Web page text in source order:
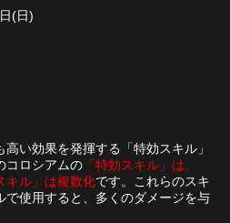
(日)
い効果を発揮する「特効スキル」
コロシアムの 「特効スキル」は、
キル」は複数化です。これらのスキ
で使用すると、多くのダメージを与